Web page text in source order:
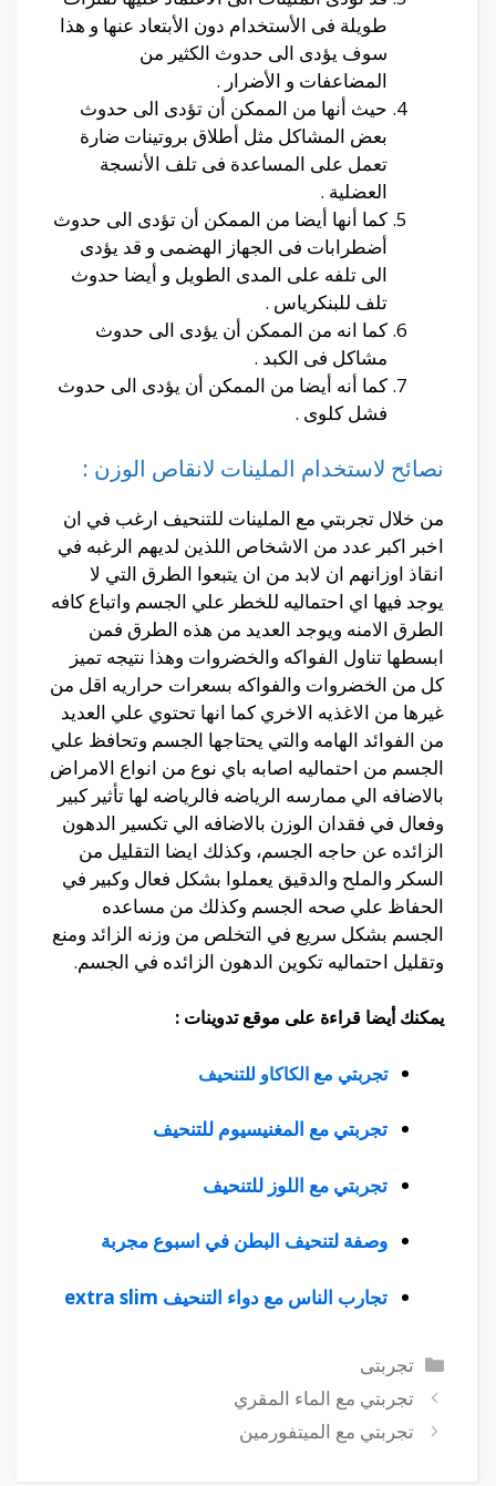
طويلة فى الأستخدام دون الأبتعاد عنها و هذا
سوف يؤدى الى حدوث الكثير من
المضاعفات و الأضرار .
حيث أنها من الممكن أن تؤدى الى حدوث
بعض المشاكل مثل أطلاق بروتينات ضارة
تعمل على المساعدة فى تلف الأنسجة
العضلية .
كما أنها أيضا من الممكن أن تؤدى الى حدوث
أضطرابات فى الجهاز الهضمى و قد يؤدى
الى تلفه على المدى الطويل و أيضا حدوث
تلف للبنكرياس .
كما انه من الممكن أن يؤدى الى حدوث
مشاكل فى الكبد .
كما أنه أيضا من الممكن أن يؤدى الى حدوث
فشل كلوى .
نصائح لاستخدام الملينات لانقاص الوزن :
من خلال تجربتي مع الملينات للتنحيف ارغب في ان
اخبر اكبر عدد من الاشخاص اللذين لديهم الرغبه في
انقاذ اوزانهم ان لابد من ان يتبعوا الطرق التي لا
يوجد فيها اي احتماليه للخطر علي الجسم واتباع كافه
الطرق الامنه ويوجد العديد من هذه الطرق فمن
ابسطها تناول الفواكه والخضروات وهذا نتيجه تميز
كل من الخضروات والفواكه بسعرات حراريه اقل من
غيرها من الاغذيه الاخري كما انها تحتوي علي العديد
من الفوائد الهامه والتي يحتاجها الجسم وتحافظ علي
الجسم من احتماليه اصابه باي نوع من انواع الامراض
بالاضافه الي ممارسه الرياضه فالرياضه لها تأثير كبير
وفعال في فقدان الوزن بالاضافه الي تكسير الدهون
الزائده عن حاجه الجسم، وكذلك ايضا التقليل من
السكر والملح والدقيق يعملوا بشكل فعال وكبير في
الحفاظ علي صحه الجسم وكذلك من مساعده
الجسم بشكل سريع في التخلص من وزنه الزائد ومنع
وتقليل احتماليه تكوين الدهون الزائده في الجسم.
يمكنك أيضا قراءة على موقع تدوينات :
تجربتي مع الكاكاو للتنحيف
تجربتي مع المغنيسيوم للتنحيف
تجربتي مع اللوز للتنحيف
وصفة لتنحيف البطن في اسبوع مجربة
تجارب الناس مع دواء التنحيف extra slim
التصنيفات
تجربتى
تجربتي مع الماء المقري
تجربتي مع الميتفورمين